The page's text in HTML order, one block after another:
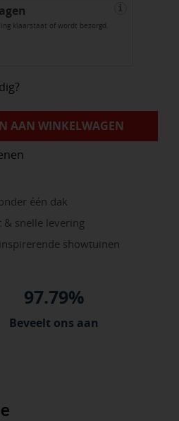
klaarstaat of wordt bezorgd.
i
AAN WINKELWAGEN
één dak
& snelle levering
showtuinen
97.79%
Beveelt ons aan